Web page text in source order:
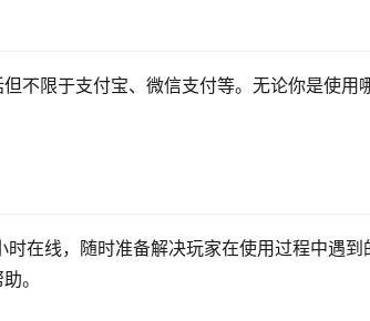
不限于支付宝、微信支付等。无论你是使用
在线，随时准备解决玩家在使用过程中遇到
。